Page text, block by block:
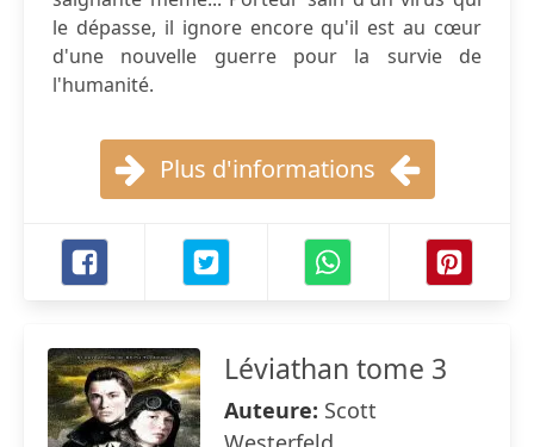
le dépasse, il ignore encore qu'il est au cœur
d'une nouvelle guerre pour la survie de
l'humanité.
Plus d'informations
Léviathan tome 3
Auteure: Scott